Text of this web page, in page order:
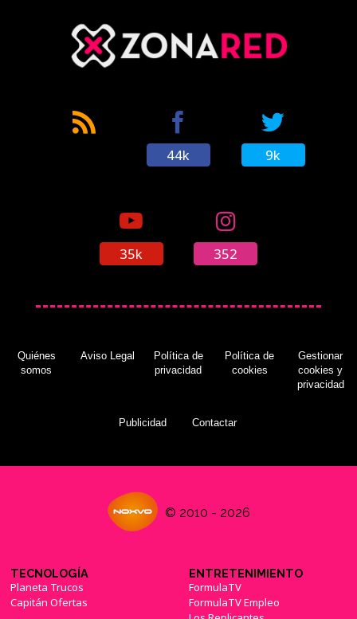
44k 9k
35k 352
Quiénes
somos
Aviso Legal
Política de
privacidad
Política de
cookies
Gestionar
cookies y
privacidad
Publicidad Contactar
© 2010 - 2026
TECNOLOGÍA
Planeta Trucos
Capitán Ofertas
ENTRETENIMIENTO
FormulaTV
FormulaTV Empleo